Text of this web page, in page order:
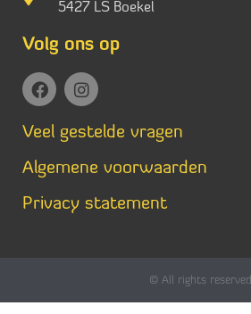
5427 LS Boekel
Volg ons op
Veel gestelde vragen
Algemene voorwaarden
Privacy statement
© All rights reserved